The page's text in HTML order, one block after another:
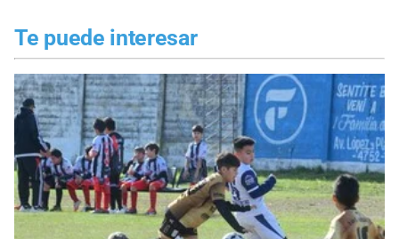
Te puede interesar